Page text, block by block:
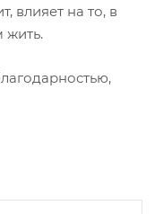
влияет на то, в
жить.